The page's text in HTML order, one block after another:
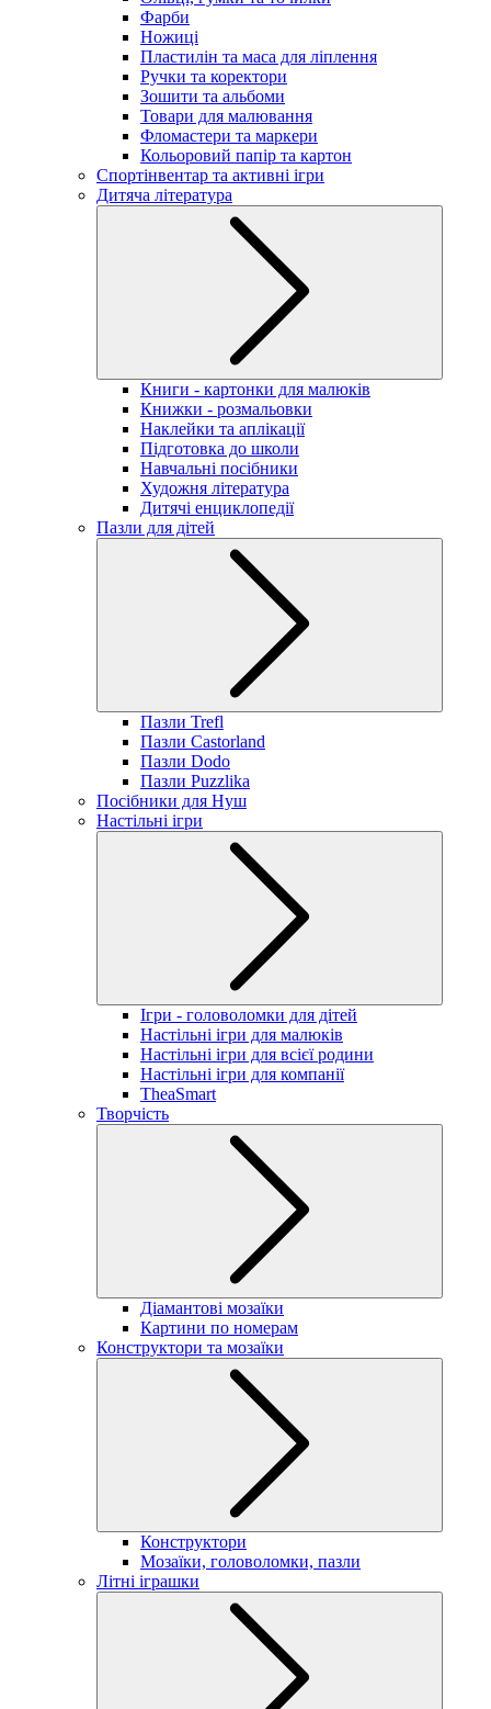
Фарби
Ножиці
Пластилін та маса для ліплення
Ручки та коректори
Зошити та альбоми
Товари для малювання
Фломастери та маркери
Кольоровий папір та картон
Спортінвентар та активні ігри
Дитяча література
Книги - картонки для малюків
Книжки - розмальовки
Наклейки та аплікації
Підготовка до школи
Навчальні посібники
Художня література
Дитячі енциклопедії
Пазли для дітей
Пазли Trefl
Пазли Castorland
Пазли Dodo
Пазли Puzzlika
Посібники для Нуш
Настільні ігри
Ігри - головоломки для дітей
Настільні ігри для малюків
Настільні ігри для всієї родини
Настільні ігри для компанії
TheaSmart
Творчість
Діамантові мозаїки
Картини по номерам
Конструктори та мозаїки
Конструктори
Мозаїки, головоломки, пазли
Літні іграшки